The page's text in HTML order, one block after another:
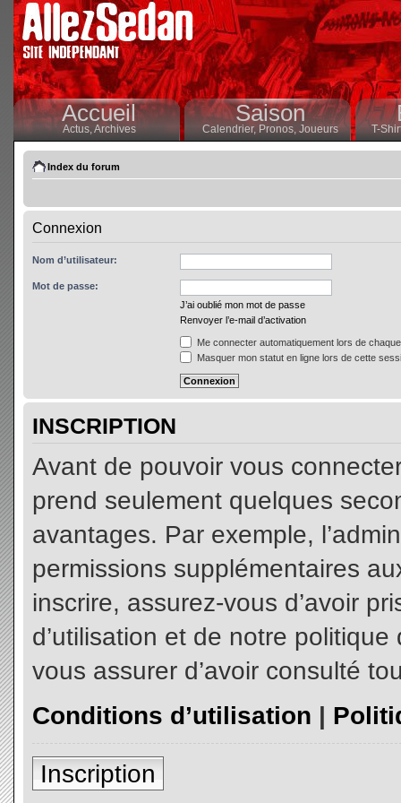
Accueil
Actus,Archives
Saison
Calendrier,Pronos, Joueurs T-
Index du forum
Connexion
Nom d’utilisateur:
Mot de passe:
J’ai oublié mon mot de passe
Renvoyer l’e-mail d’activation
Me connecter automatiquement lors de
Masquer mon statut en ligne lors de cette
INSCRIPTION
Avant de pouvoir vous
prend seulement quelques
avantages. Par exemple,
permissions supplémentaires
inscrire, assurez-vous d’avoir
d’utilisation et de notre
vous assurer d’avoir consulté
Conditions d’utilisation |
Inscription